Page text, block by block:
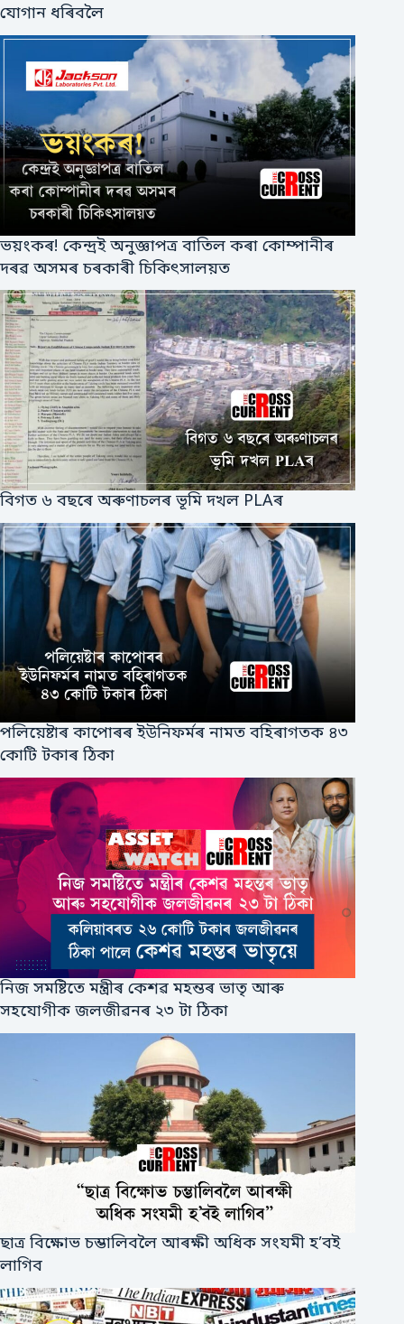
যোগান ধৰিবলৈ
ভয়ংকৰ! কেন্দ্ৰই অনুজ্ঞাপত্ৰ বাতিল কৰা কোম্পানীৰ
দৰৱ অসমৰ চৰকাৰী চিকিৎসালয়ত
বিগত ৬ বছৰে অৰুণাচলৰ ভূমি দখল PLAৰ
পলিয়েষ্টাৰ কাপোৰৰ ইউনিফর্মৰ নামত বহিৰাগতক ৪৩
কোটি টকাৰ ঠিকা
নিজ সমষ্টিতে মন্ত্ৰীৰ কেশৱ মহন্তৰ ভাতৃ আৰু
সহযোগীক জলজীৱনৰ ২৩ টা ঠিকা
ছাত্ৰ বিক্ষোভ চম্ভালিবলৈ আৰক্ষী অধিক সংযমী হ’বই
লাগিব